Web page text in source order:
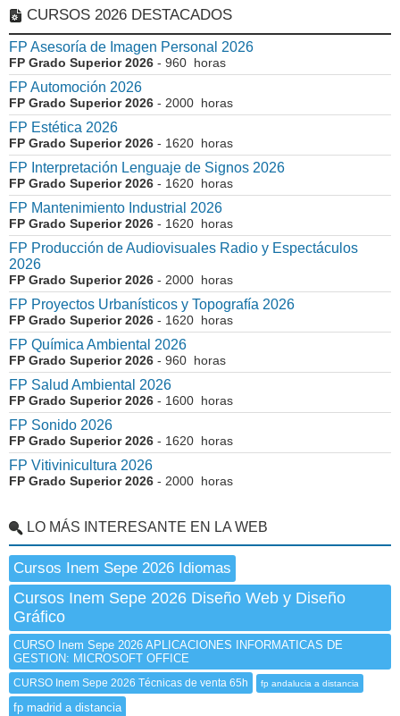
CURSOS 2026 DESTACADOS
FP Asesoría de Imagen Personal 2026
FP Grado Superior 2026 - 960 horas
FP Automoción 2026
FP Grado Superior 2026 - 2000 horas
FP Estética 2026
FP Grado Superior 2026 - 1620 horas
FP Interpretación Lenguaje de Signos 2026
FP Grado Superior 2026 - 1620 horas
FP Mantenimiento Industrial 2026
FP Grado Superior 2026 - 1620 horas
FP Producción de Audiovisuales Radio y Espectáculos
2026
FP Grado Superior 2026 - 2000 horas
FP Proyectos Urbanísticos y Topografía 2026
FP Grado Superior 2026 - 1620 horas
FP Química Ambiental 2026
FP Grado Superior 2026 - 960 horas
FP Salud Ambiental 2026
FP Grado Superior 2026 - 1600 horas
FP Sonido 2026
FP Grado Superior 2026 - 1620 horas
FP Vitivinicultura 2026
FP Grado Superior 2026 - 2000 horas
LO MÁS INTERESANTE EN LA WEB
Cursos Inem Sepe 2026 Idiomas
Cursos Inem Sepe 2026 Diseño Web y Diseño
Gráfico
CURSO Inem Sepe 2026 APLICACIONES INFORMATICAS DE
GESTION: MICROSOFT OFFICE
CURSO Inem Sepe 2026 Técnicas de venta 65h fp andalucia a distancia
fp madrid a distancia